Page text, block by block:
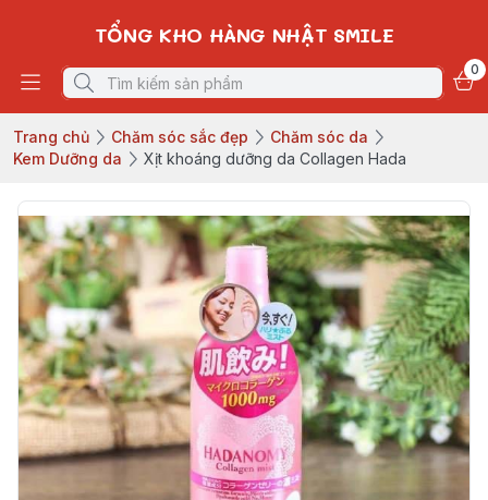
TỔNG KHO HÀNG NHẬT SMILE
0
Trang chủ Chăm sóc sắc đẹp
Chăm sóc da
Kem Dưỡng da
Xịt khoáng dưỡng da Collagen Hada